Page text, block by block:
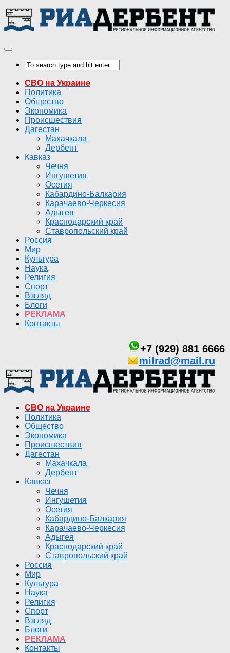
СВО на Украине
Политика
Общество
Экономика
Происшествия
Дагестан
Махачкала
Дербент
Кавказ
Чечня
Ингушетия
Осетия
Кабардино-Балкария
Карачаево-Черкесия
Адыгея
Краснодарский край
Ставропольский край
Россия
Мир
Культура
Наука
Религия
Спорт
Взгляд
Блоги
РЕКЛАМА
Контакты
+7 (929) 881 6666
milrad@mail.ru
СВО на Украине
Политика
Общество
Экономика
Происшествия
Дагестан
Махачкала
Дербент
Кавказ
Чечня
Ингушетия
Осетия
Кабардино-Балкария
Карачаево-Черкесия
Адыгея
Краснодарский край
Ставропольский край
Россия
Мир
Культура
Наука
Религия
Спорт
Взгляд
Блоги
РЕКЛАМА
Контакты